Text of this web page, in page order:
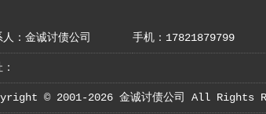
人：金诚讨债公司 手机：17821879799
© 2001-2026 金诚讨债公司 All Rights